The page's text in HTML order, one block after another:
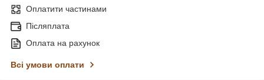
Оплатити частинами
Післяплата
Оплата на рахунок
Всі умови оплати